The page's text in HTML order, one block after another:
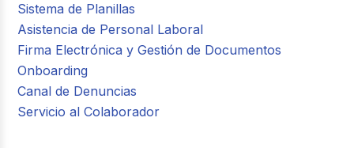
Sistema de Planillas
Asistencia de Personal Laboral
Firma Electrónica y Gestión de Documentos
Onboarding
Canal de Denuncias
Servicio al Colaborador